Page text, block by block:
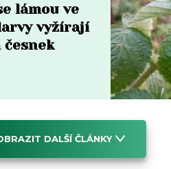
lámou ve
vyžírají
DALŠÍ ČLÁNKY